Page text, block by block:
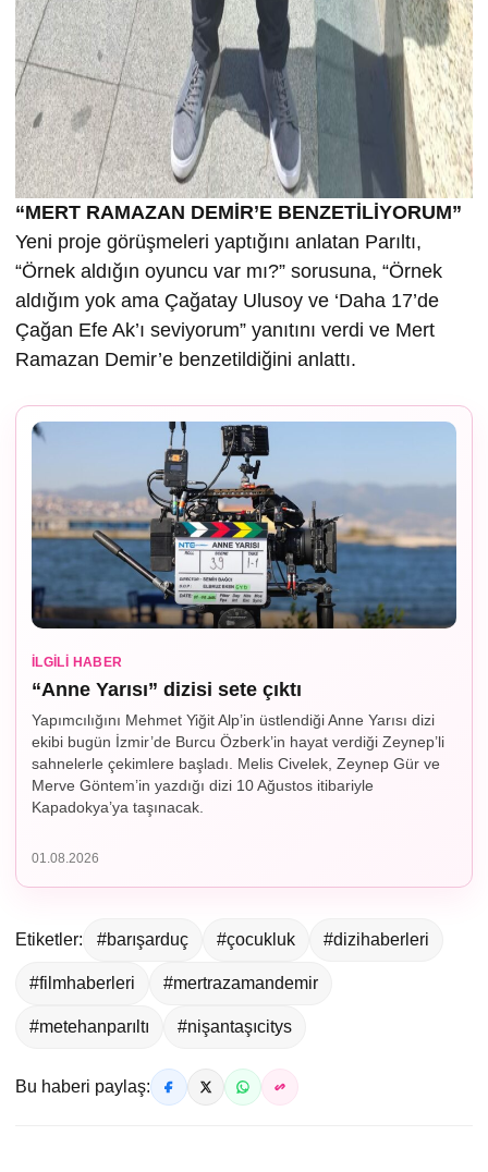
“MERT RAMAZAN DEMİR’E BENZETİLİYORUM”
Yeni proje görüşmeleri yaptığını anlatan Parıltı,
“Örnek aldığın oyuncu var mı?” sorusuna, “Örnek
aldığım yok ama Çağatay Ulusoy ve ‘Daha 17’de
Çağan Efe Ak’ı seviyorum” yanıtını verdi ve Mert
Ramazan Demir’e benzetildiğini anlattı.
İLGILI HABER
“Anne Yarısı” dizisi sete çıktı
Yapımcılığını Mehmet Yiğit Alp’in üstlendiği Anne Yarısı dizi
ekibi bugün İzmir’de Burcu Özberk’in hayat verdiği Zeynep’li
sahnelerle çekimlere başladı. Melis Civelek, Zeynep Gür ve
Merve Göntem’in yazdığı dizi 10 Ağustos itibariyle
Kapadokya’ya taşınacak.
01.08.2026
Etiketler: #barışarduç #çocukluk #dizihaberleri
#filmhaberleri #mertrazamandemir
#metehanparıltı #nişantaşıcitys
Bu haberi paylaş: